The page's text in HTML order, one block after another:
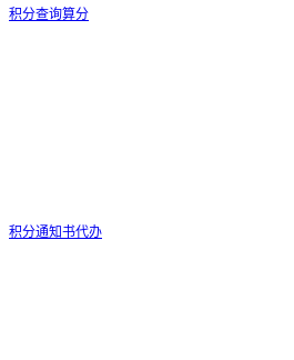
积分查询算分
积分通知书代办